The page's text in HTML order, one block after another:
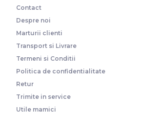
Contact
Despre noi
Marturii clienti
Transport si Livrare
Termeni si Conditii
Politica de confidentialitate
Retur
Trimite in service
Utile mamici